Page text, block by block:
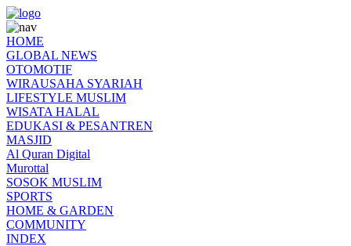
HOME
GLOBAL NEWS
OTOMOTIF
WIRAUSAHA SYARIAH
LIFESTYLE MUSLIM
WISATA HALAL
EDUKASI & PESANTREN
MASJID
Al Quran Digital
Murottal
SOSOK MUSLIM
SPORTS
HOME & GARDEN
COMMUNITY
INDEX